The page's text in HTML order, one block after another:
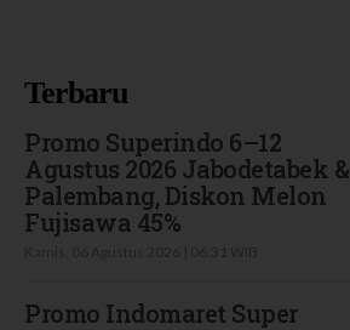
Terbaru
Promo Superindo 6–12
Agustus 2026 Jabodetabek &
Palembang, Diskon Melon
Fujisawa 45%
Promo Indomaret Super